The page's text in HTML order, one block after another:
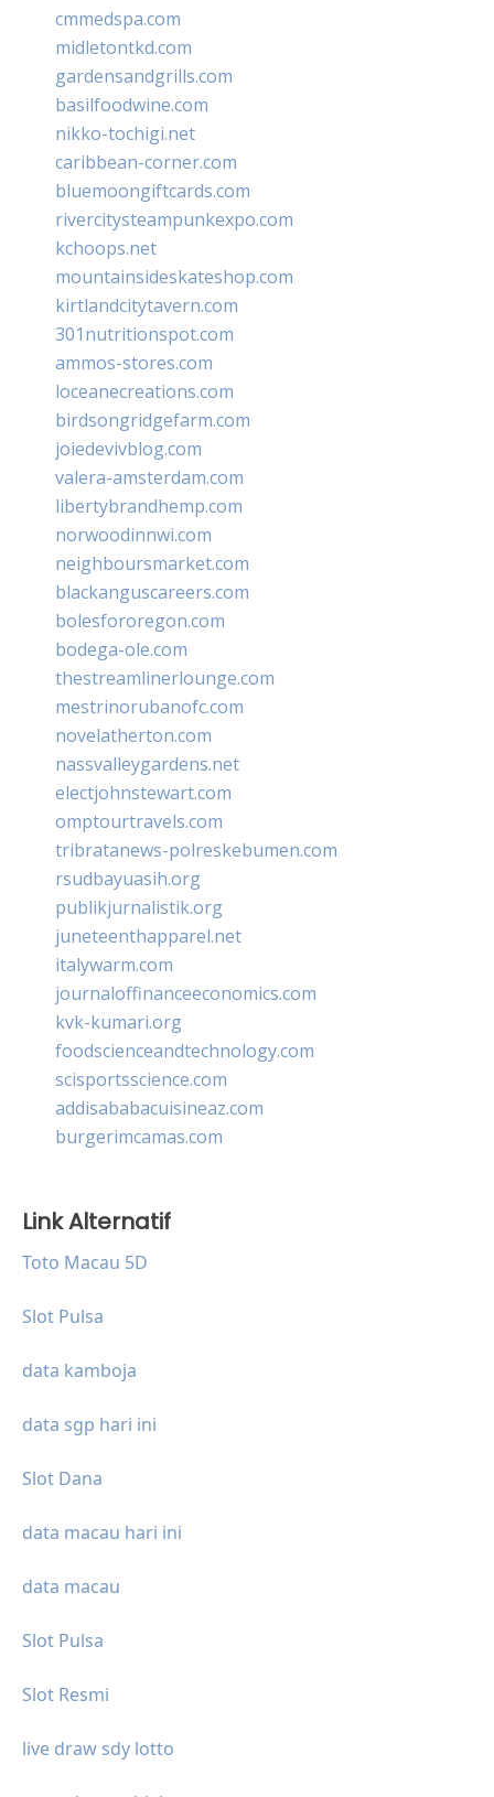
cmmedspa.com
midletontkd.com
gardensandgrills.com
basilfoodwine.com
nikko-tochigi.net
caribbean-corner.com
bluemoongiftcards.com
rivercitysteampunkexpo.com
kchoops.net
mountainsideskateshop.com
kirtlandcitytavern.com
301nutritionspot.com
ammos-stores.com
loceanecreations.com
birdsongridgefarm.com
joiedevivblog.com
valera-amsterdam.com
libertybrandhemp.com
norwoodinnwi.com
neighboursmarket.com
blackanguscareers.com
bolesfororegon.com
bodega-ole.com
thestreamlinerlounge.com
mestrinorubanofc.com
novelatherton.com
nassvalleygardens.net
electjohnstewart.com
omptourtravels.com
tribratanews-polreskebumen.com
rsudbayuasih.org
publikjurnalistik.org
juneteenthapparel.net
italywarm.com
journaloffinanceeconomics.com
kvk-kumari.org
foodscienceandtechnology.com
scisportsscience.com
addisababacuisineaz.com
burgerimcamas.com
Link Alternatif
Toto Macau 5D
Slot Pulsa
data kamboja
data sgp hari ini
Slot Dana
data macau hari ini
data macau
Slot Pulsa
Slot Resmi
live draw sdy lotto